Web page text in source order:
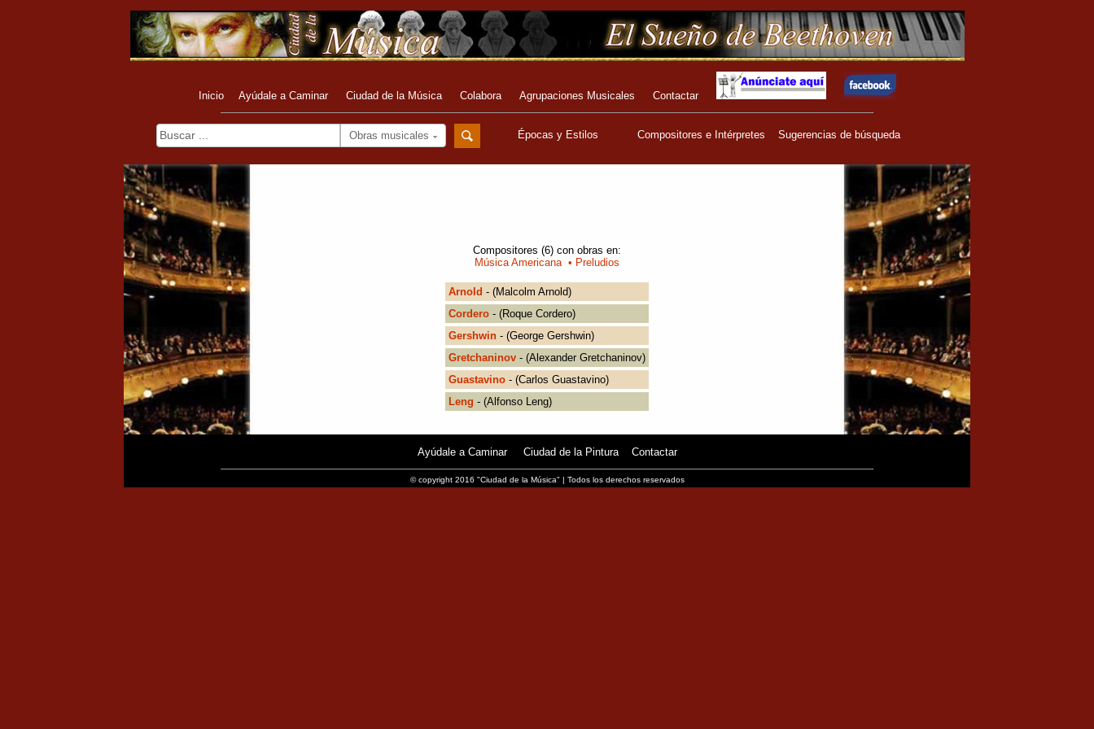
Inicio Ayúdale a Caminar Ciudad de la Música Colabora Agrupaciones Musicales Contactar
Obras musicales Épocas y Estilos Compositores e Intérpretes Sugerencias de búsqueda
Compositores (6) con obras en:
Música Americana• Preludios
Arnold - (Malcolm Arnold)
Cordero - (Roque Cordero)
Gershwin - (George Gershwin)
Gretchaninov - (Alexander Gretchaninov)
Guastavino - (Carlos Guastavino)
Leng - (Alfonso Leng)
Ayúdale a Caminar Ciudad de la Pintura Contactar
© copyright 2016 "Ciudad de la Música" | Todos los derechos reservados